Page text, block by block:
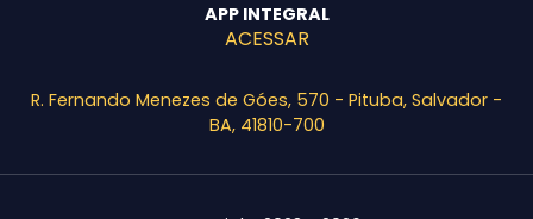
APP INTEGRAL
ACESSAR
R. Fernando Menezes de Góes, 570 - Pituba, Salvador -
BA, 41810-700